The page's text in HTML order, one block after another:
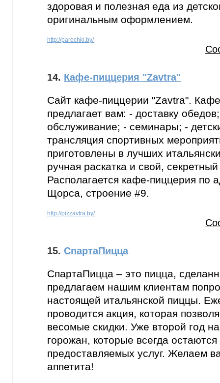
здоровая и полезная еда из
оригинальным оформлением.
http://parechki.by/
14. Кафе-пиццерия "Zavtra"
Сайт кафе-пиццерии "Zavtra".
предлагает вам: - доставку
обслуживание; - семинары; -
трансляция спортивных
приготовлены в лучших
ручная раскатка и свой,
Располагается кафе-пиццерия по
Щорса, строение #9.
http://pizzavtra.by/
15. СпартаПицца
СпартаПицца – это пицца,
предлагаем нашим клиентам
настоящей итальянской пиццы.
проводится акция, которая
весомые скидки. Уже второй год
горожан, которые всегда
предоставляемых услуг. Желаем
аппетита!